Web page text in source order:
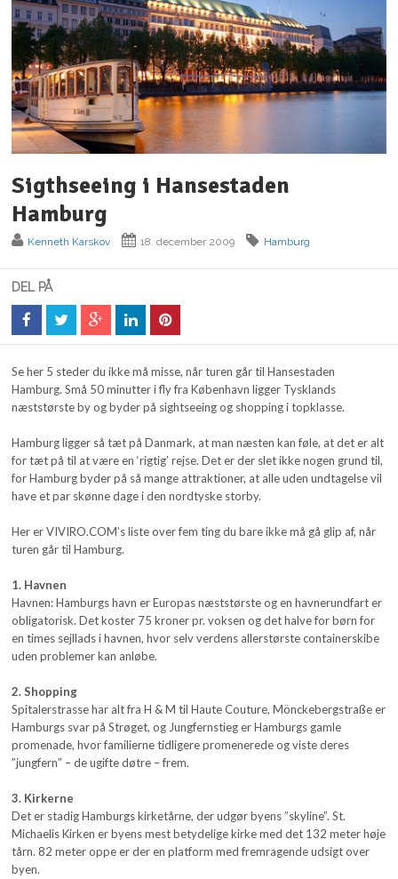
Sigthseeing i Hansestaden
Hamburg
Kenneth Karskov 18. december 2009 Hamburg
DEL PÅ
Se her 5 steder du ikke må misse, når turen går til Hansestaden
Hamburg. Små 50 minutter i fly fra København ligger Tysklands
næststørste by og byder på sightseeing og shopping i topklasse.
Hamburg ligger så tæt på Danmark, at man næsten kan føle, at det er alt
for tæt på til at være en ‘rigtig’ rejse. Det er der slet ikke nogen grund til,
for Hamburg byder på så mange attraktioner, at alle uden undtagelse vil
have et par skønne dage i den nordtyske storby.
Her er VIVIRO.COM’s liste over fem ting du bare ikke må gå glip af, når
turen går til Hamburg.
1. Havnen
Havnen: Hamburgs havn er Europas næststørste og en havnerundfart er
obligatorisk. Det koster 75 kroner pr. voksen og det halve for børn for
en times sejllads i havnen, hvor selv verdens allerstørste containerskibe
uden problemer kan anløbe.
2. Shopping
Spitalerstrasse har alt fra H & M til Haute Couture, Mönckebergstraße er
Hamburgs svar på Strøget, og Jungfernstieg er Hamburgs gamle
promenade, hvor familierne tidligere promenerede og viste deres
”jungfern” – de ugifte døtre – frem.
3. Kirkerne
Det er stadig Hamburgs kirketårne, der udgør byens ”skyline”. St.
Michaelis Kirken er byens mest betydelige kirke med det 132 meter høje
tårn. 82 meter oppe er der en platform med fremragende udsigt over
byen.